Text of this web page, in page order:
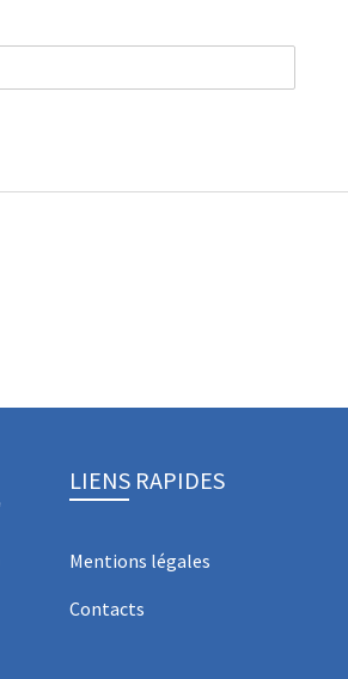
LIENS RAPIDES
Mentions légales
Contacts